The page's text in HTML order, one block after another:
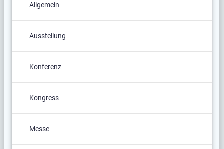
Allgemein
Ausstellung
Konferenz
Kongress
Messe